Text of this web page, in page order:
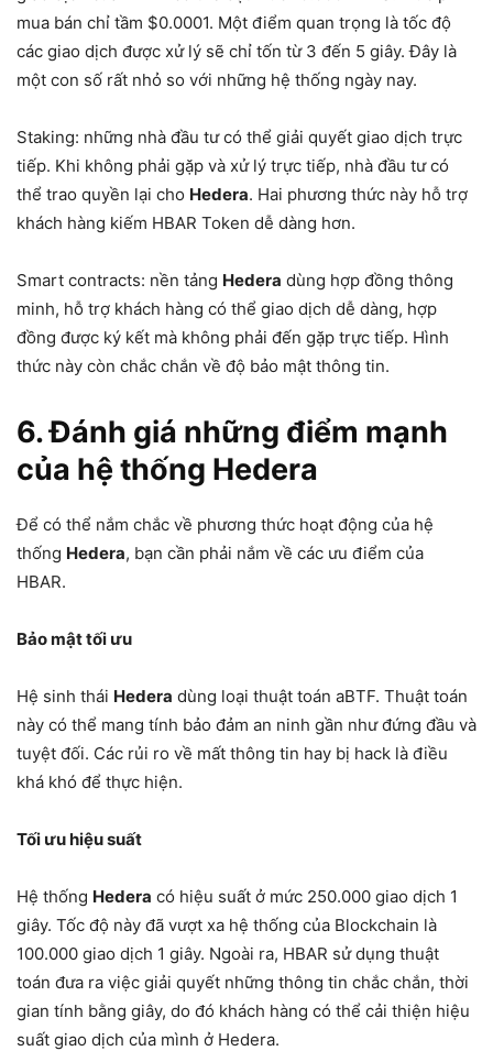
mua bán chỉ tầm $0.0001. Một điểm quan trọng là tốc độ
các giao dịch được xử lý sẽ chỉ tốn từ 3 đến 5 giây. Đây là
một con số rất nhỏ so với những hệ thống ngày nay.
Staking: những nhà đầu tư có thể giải quyết giao dịch trực
tiếp. Khi không phải gặp và xử lý trực tiếp, nhà đầu tư có
thể trao quyền lại cho Hedera. Hai phương thức này hỗ trợ
khách hàng kiếm HBAR Token dễ dàng hơn.
Smart contracts: nền tảng Hedera dùng hợp đồng thông
minh, hỗ trợ khách hàng có thể giao dịch dễ dàng, hợp
đồng được ký kết mà không phải đến gặp trực tiếp. Hình
thức này còn chắc chắn về độ bảo mật thông tin.
6. Đánh giá những điểm mạnh
của hệ thống Hedera
Để có thể nắm chắc về phương thức hoạt động của hệ
thống Hedera, bạn cần phải nắm về các ưu điểm của
HBAR.
Bảo mật tối ưu
Hệ sinh thái Hedera dùng loại thuật toán aBTF. Thuật toán
này có thể mang tính bảo đảm an ninh gần như đứng đầu và
tuyệt đối. Các rủi ro về mất thông tin hay bị hack là điều
khá khó để thực hiện.
Tối ưu hiệu suất
Hệ thống Hedera có hiệu suất ở mức 250.000 giao dịch 1
giây. Tốc độ này đã vượt xa hệ thống của Blockchain là
100.000 giao dịch 1 giây. Ngoài ra, HBAR sử dụng thuật
toán đưa ra việc giải quyết những thông tin chắc chắn, thời
gian tính bằng giây, do đó khách hàng có thể cải thiện hiệu
suất giao dịch của mình ở Hedera.